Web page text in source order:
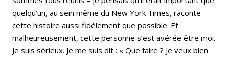
quelqu’un, au sein même du New York Times, raconte
cette histoire aussi fidèlement que possible. Et
malheureusement, cette personne s’est avérée être moi.
Je suis sérieux. Je me suis dit : « Que faire ? Je veux bien